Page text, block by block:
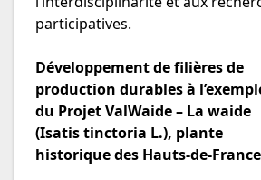
participatives.
Développement de filières de
production durables à
du Projet ValWaide – La waide
(Isatis tinctoria L.), plante
historique des Hauts-de-France